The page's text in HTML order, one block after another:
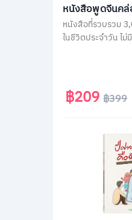
หนังสือพูดจีนค
หนังสือที่รวบรวม
ในชีวิตประจำวัน ไ
จีนได้ทันที
฿209฿399